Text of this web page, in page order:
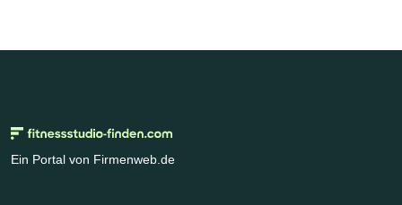
Ein Portal von Firmenweb.de